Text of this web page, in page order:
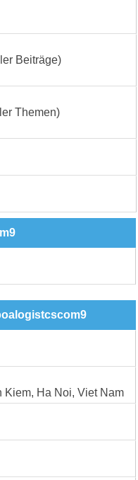
Beiträge)
Themen)
Kiem, Ha Noi, Viet Nam